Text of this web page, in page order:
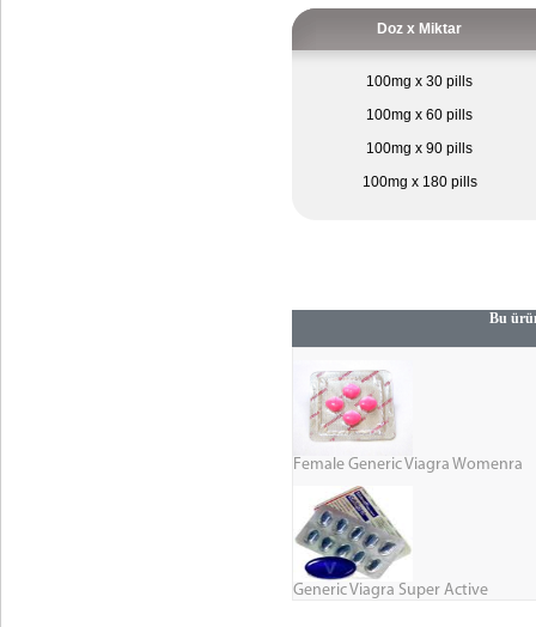
Doz x Miktar
100mg x 30 pills
100mg x 60 pills
100mg x 90 pills
100mg x 180 pills
Bu
Female Generic Viagra Womenra
Generic Viagra Super Active